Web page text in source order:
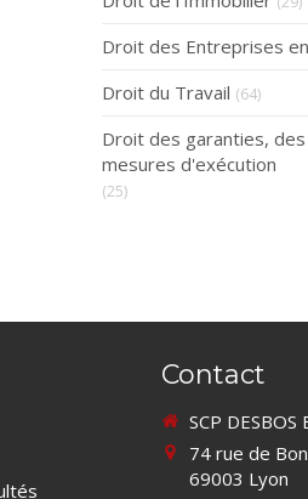
Droit des Entreprises
Droit du Travail (64)
Droit des garanties,
mesures d'exécution
(25)
Contact
SCP DESBOS
74 rue de
69003 Lyon